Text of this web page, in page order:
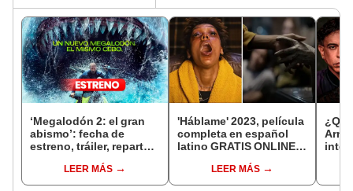
‘Megalodón 2: el gran
abismo’: fecha de
estreno, tráiler, reparto y
LEER MÁS
'Háblame' 2023, película
completa en español
latino GRATIS ONLINE:
'Talk to me' de A24?
[ESTRENO]
LEER MÁS